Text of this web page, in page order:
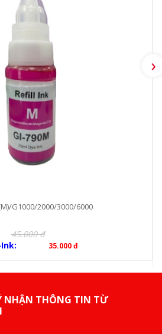
G1000/2000/3000/6000
45.000 đ
35.000 đ
›
NHẬN THÔNG TIN TỪ